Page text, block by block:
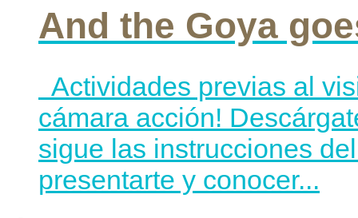
And the Goya
Actividades previas al
cámara acción!
sigue las instrucciones
presentarte y conocer...